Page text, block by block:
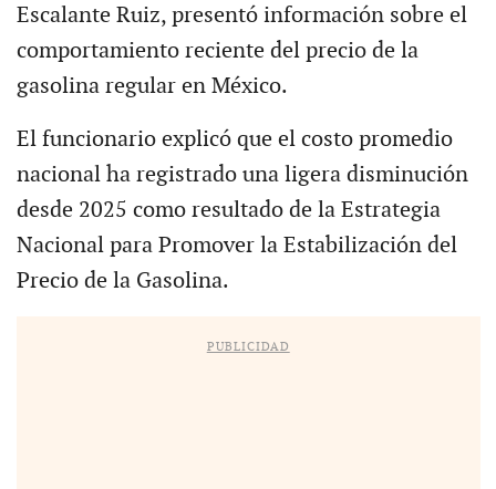
Escalante Ruiz, presentó información sobre el
comportamiento reciente del precio de la
gasolina regular en México.
El funcionario explicó que el costo promedio
nacional ha registrado una ligera disminución
desde 2025 como resultado de la Estrategia
Nacional para Promover la Estabilización del
Precio de la Gasolina.
PUBLICIDAD